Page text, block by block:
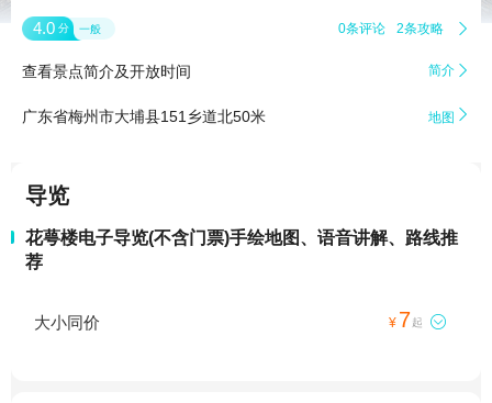
4.0 分 一般 0条评论 2条攻略 
查看景点简介及开放时间 简介 
广东省梅州市大埔县151乡道北50米 地图 
导览
花萼楼电子导览(不含门票)手绘地图、语音讲解、路线推
荐
大小同价 ¥ 7起 